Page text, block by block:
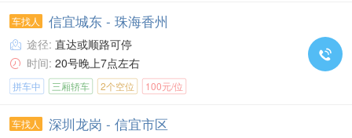
车找人 信宜城东 - 珠海香州
 途径: 直达或顺路可停
 时间: 20号晚上7点左右
拼车中 三厢轿车 2个空位 100元/位

车找人 深圳龙岗 - 信宜市区